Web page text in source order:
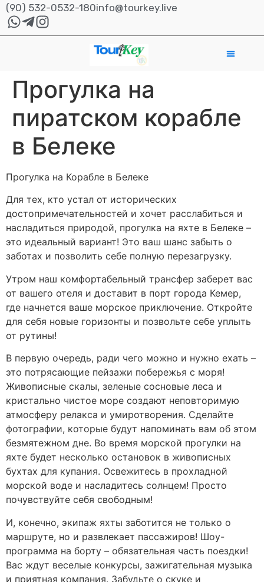
(90) 532-0532-180info@tourkey.live
Прогулка на
пиратском корабле
в Белеке
Прогулка на Корабле в Белеке
Для тех, кто устал от исторических
достопримечательностей и хочет расслабиться и
насладиться природой, прогулка на яхте в Белеке –
это идеальный вариант! Это ваш шанс забыть о
заботах и позволить себе полную перезагрузку.
Утром наш комфортабельный трансфер заберет вас
от вашего отеля и доставит в порт города Кемер,
где начнется ваше морское приключение. Откройте
для себя новые горизонты и позвольте себе уплыть
от рутины!
В первую очередь, ради чего можно и нужно ехать –
это потрясающие пейзажи побережья с моря!
Живописные скалы, зеленые сосновые леса и
кристально чистое море создают неповторимую
атмосферу релакса и умиротворения. Сделайте
фотографии, которые будут напоминать вам об этом
безмятежном дне. Во время морской прогулки на
яхте будет несколько остановок в живописных
бухтах для купания. Освежитесь в прохладной
морской воде и насладитесь солнцем! Просто
почувствуйте себя свободным!
И, конечно, экипаж яхты заботится не только о
маршруте, но и развлекает пассажиров! Шоу-
программа на борту – обязательная часть поездки!
Вас ждут веселые конкурсы, зажигательная музыка
и приятная компания. Забудьте о скуке и